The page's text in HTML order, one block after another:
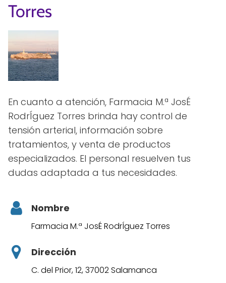
Torres
En cuanto a atención, Farmacia M.ª JosÉ
RodrÍguez Torres brinda hay control de
tensión arterial, información sobre
tratamientos, y venta de productos
especializados. El personal resuelven tus
dudas adaptada a tus necesidades.
Nombre
Farmacia M.ª JosÉ RodrÍguez Torres
Dirección
C. del Prior, 12, 37002 Salamanca